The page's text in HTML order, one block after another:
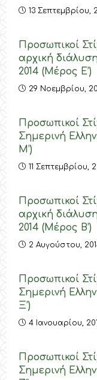
13 Σεπτεμβρίου,
Προσωπικοί
αρχική
2014 (Μέρος E’)
29 Νοεμβρίου,
Προσωπικοί
Σημερινή
M’)
11 Σεπτεμβρίου,
Προσωπικοί
αρχική
2014 (Μέρος Β’)
2 Αυγούστου,
Προσωπικοί
Σημερινή
Ξ’)
4 Ιανουαρίου,
Προσωπικοί
Σημερινή